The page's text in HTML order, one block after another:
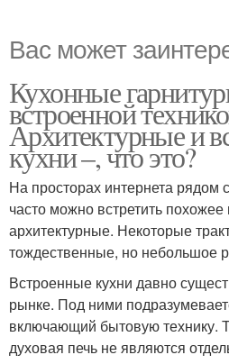
Вас может
Кухонные
встроенной
Архитектурные и
кухни –, что это?
На просторах интернета рядом
часто можно встретить похожее
архитектурные. Некоторые
тождественные, но небольшое
Встроенные кухни давно
рынке. Под ними
включающий бытовую технику.
духовая печь не являются